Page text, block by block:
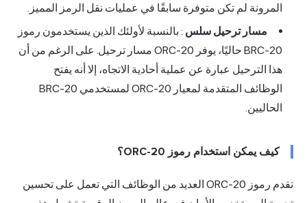
المرونة لم تكن متوفرة سابقًا في عمليات نقل الرمز المميز.
مسار ترحيل سلس : بالنسبة لأولئك الذين يستخدمون رموز
BRC-20 حاليًا، يوفر ORC-20 مسار ترحيل. على الرغم من أن
هذا الترحيل عبارة عن عملية أحادية الاتجاه، إلا أنه يفتح
الوظائف المتقدمة لمعيار ORC-20 لمستخدمي BRC-20
الحاليين.
كيف يمكن استخدام رموز ORC-20؟
تقدم رموز ORC-20 العديد من الوظائف التي تعمل على تحسين